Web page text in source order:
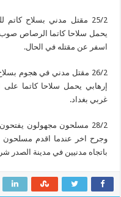
25/2 مقتل مدني بسلاح
يحمل سلاحا كاتما الرصاص
اسفر عن مقتله في الحال.
26/2 مقتل مدني في هجوم
إرهابي يحمل سلاحا كاتما
غربي بغداد.
28/2 مسلحون مجهولون
وجرح اخر عندما اقدم مسلحون
باتجاه مدنيين في مدينة الصدر